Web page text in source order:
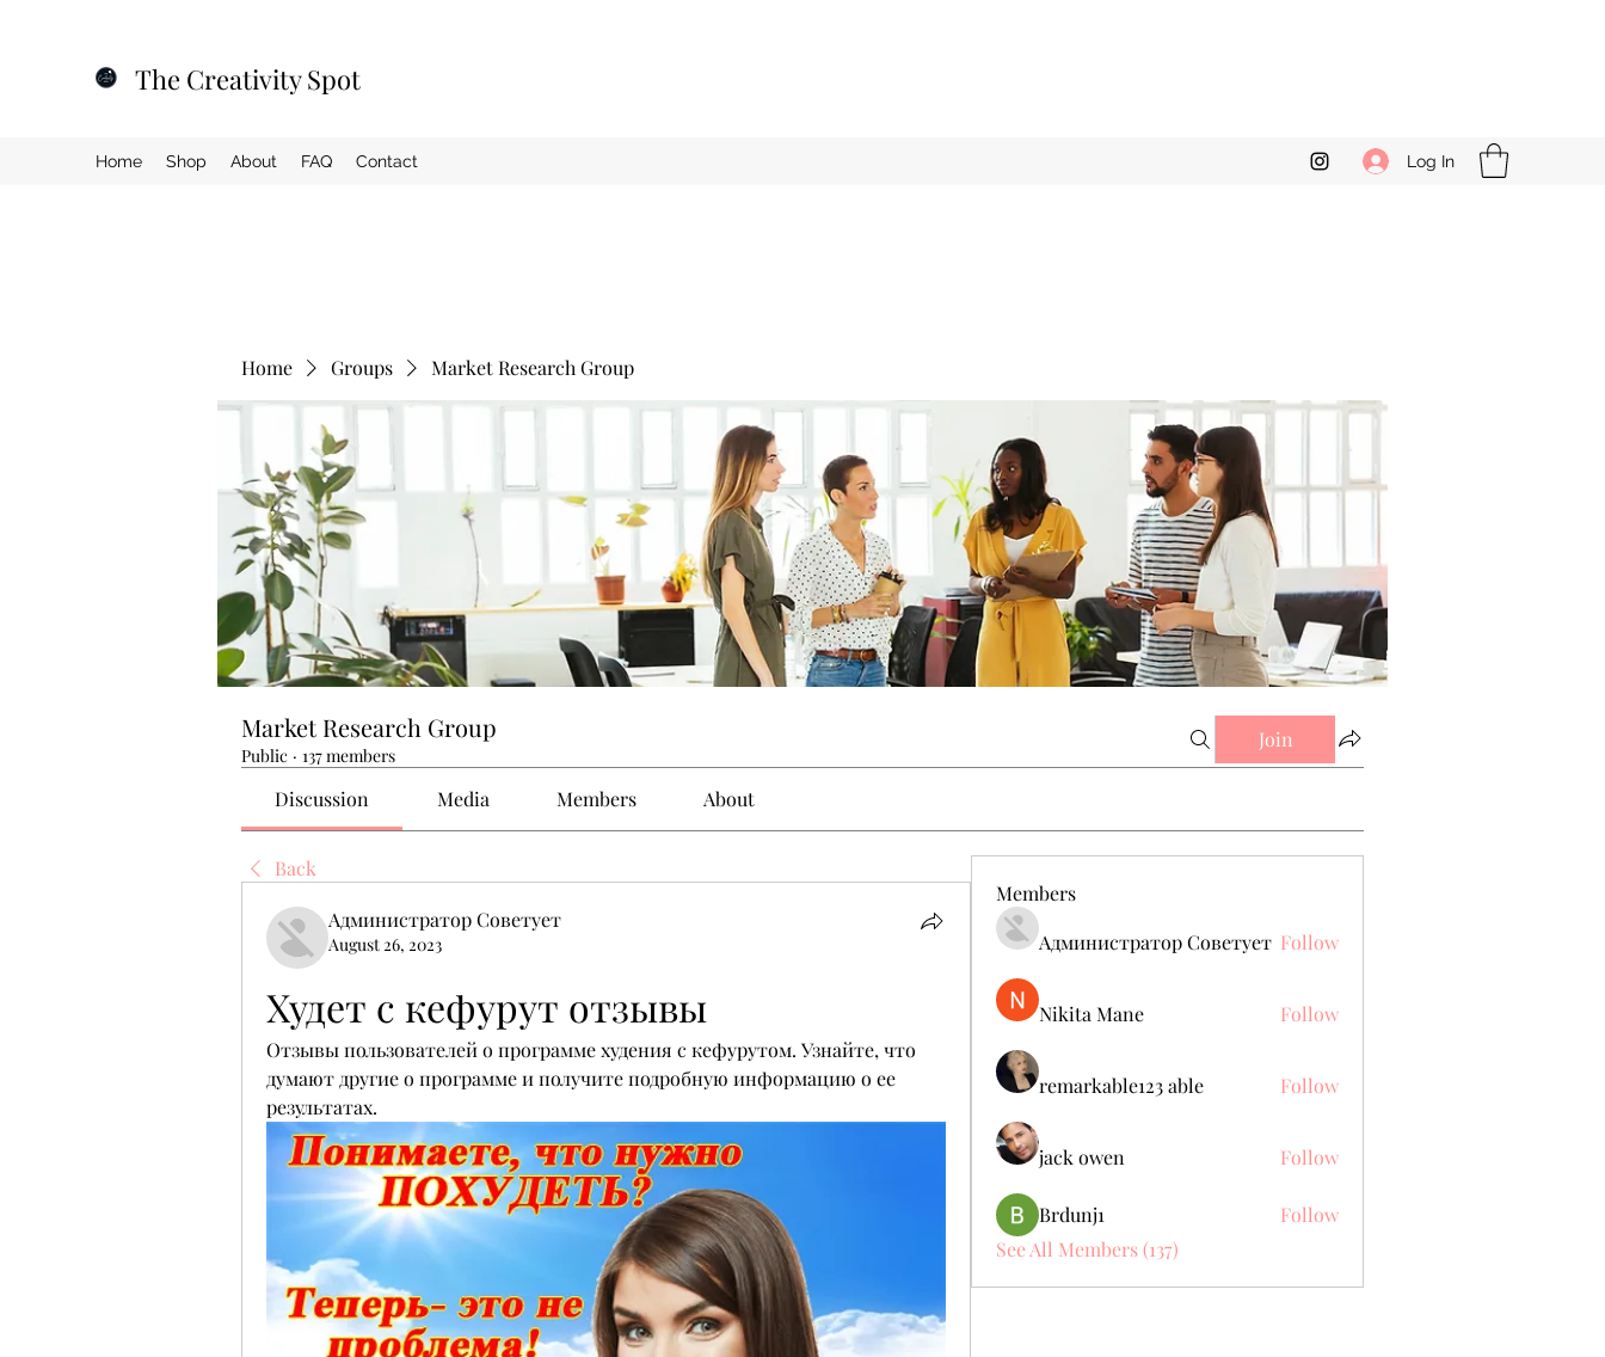
The Creativity Spot
Home Shop About FAQ Contact Log In
Home Groups Market Research Group
Market Research Group
Public · 137 members
Join
Discussion Media Members About
Back
Администратор Советует
August 26, 2023
Худет с кефурут отзывы
Отзывы пользователей о программе худения с кефурутом. Узнайте, что
думают другие о программе и получите подробную информацию о ее
результатах.
Members
Администратор Советует Follow
Nikita Mane Follow
remarkable123 able Follow
jack owen Follow
Brdunj1
Follow
See All Members (137)